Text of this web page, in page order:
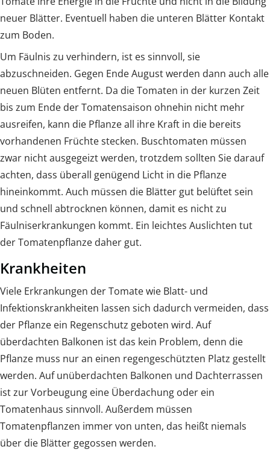
neuer Blätter. Eventuell haben die unteren Blätter Kontakt
zum Boden.
Um Fäulnis zu verhindern, ist es sinnvoll, sie
abzuschneiden. Gegen Ende August werden dann auch alle
neuen Blüten entfernt. Da die Tomaten in der kurzen Zeit
bis zum Ende der Tomatensaison ohnehin nicht mehr
ausreifen, kann die Pflanze all ihre Kraft in die bereits
vorhandenen Früchte stecken. Buschtomaten müssen
zwar nicht ausgegeizt werden, trotzdem sollten Sie darauf
achten, dass überall genügend Licht in die Pflanze
hineinkommt. Auch müssen die Blätter gut belüftet sein
und schnell abtrocknen können, damit es nicht zu
Fäulniserkrankungen kommt. Ein leichtes Auslichten tut
der Tomatenpflanze daher gut.
Krankheiten
Viele Erkrankungen der Tomate wie Blatt- und
Infektionskrankheiten lassen sich dadurch vermeiden, dass
der Pflanze ein Regenschutz geboten wird. Auf
überdachten Balkonen ist das kein Problem, denn die
Pflanze muss nur an einen regengeschützten Platz gestellt
werden. Auf unüberdachten Balkonen und Dachterrassen
ist zur Vorbeugung eine Überdachung oder ein
Tomatenhaus sinnvoll. Außerdem müssen
Tomatenpflanzen immer von unten, das heißt niemals
über die Blätter gegossen werden.